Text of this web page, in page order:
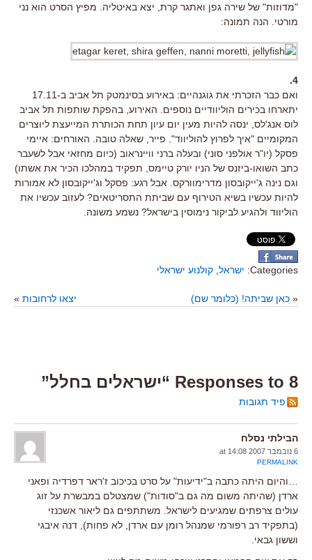
"מדוזות" של שירה גפן ואתגר קרת, יצא באיטליה. מפיץ הסרט הוא נני
מורטי. הנה תמונה:
4.
ואם כבר הזכרתי את גוגנהיים: באירוע בסינמטק תל אביב ב-17.11
יתארחו בכירים הוליוודיים נוספים. האירוע, בהפקת שותפות תל אביב
לוס אנג'לס, ינסה להיות מעין יום עיון תחת הכותרת המייעצת ליוצרים
המקומיים "איך לפרוץ להוליווד". פייר, שאלה טובה. האורחים: איימי
פסקל (יו"ר אולפני סוני) ובעלה ברני וויינראוב (כיום מחזאי אבל לשעבר
כתב השואו-ביזנס של הניו יורק טיימס, תפקיד במהלכו הכיר את אשתו)
וגם נינה ג'ייקובסון מדרימוורקס. אבל רגע: פסקל וג'ייקובסון לא אמורות
להיות עכשיו בשיא הטירוף עם שביתת התסריטאים? לעזוב עכשיו את
הוליווד ולהגיע לביקור נימוסין בישראל? נשמע משונה.
Categories: ישראל קולנוע ישראלי
« כאן שביתה! (כלומר שם) יצאו לרחובות »
8 Responses to “ישראלים בחלל”
פיד תגובות
הבילתי נסלח
6 נובמבר 2007 at 14:08
PERMALINK
…והיום היתה כתבה ב"ידיעות" על סרט בכיכוב ז'ראר דפרדיה ופאני
ארדן (שהיתה משום מה גם ב"סודות") שמצטלם במבשרת על זוג
עולים צרפתים שמגיעים לישראל. משתתפים גם ליאור אשכנזי
(בתפקיד רב רפורמי שמנהל רומן עם ארדן, לא פחות), דנה איבגי
וששון גבאי.